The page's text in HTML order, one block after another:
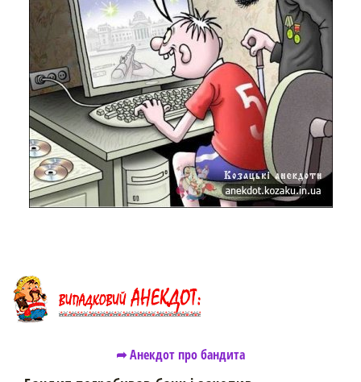
➦ Анекдот про бандита